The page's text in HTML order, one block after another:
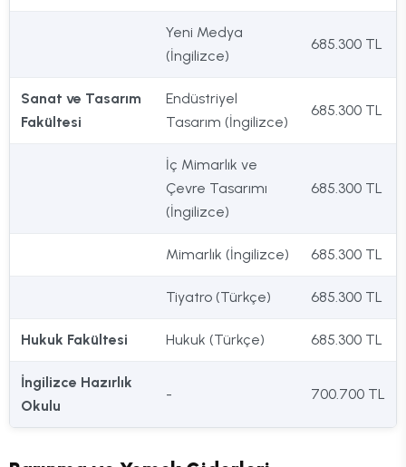
Yeni Medya
(İngilizce)
685.300 TL
Sanat ve Tasarım
Fakültesi
Endüstriyel
Tasarım (İngilizce)
685.300 TL
İç Mimarlık ve
Çevre Tasarımı
(İngilizce)
685.300 TL
Mimarlık (İngilizce) 685.300 TL
Tiyatro (Türkçe) 685.300 TL
Hukuk Fakültesi Hukuk (Türkçe) 685.300 TL
İngilizce Hazırlık
Okulu
- 700.700 TL